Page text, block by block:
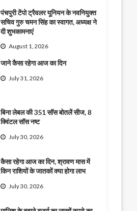
पंचपुरी टेंपो ट्रैवलर यूनियन के नवनियुक्त
सचिव गुरु चमन सिंह का स्वागत, अध्यक्ष ने
दी शुभकामनाएं
August 1, 2026
जाने कैसा रहेगा आज का दिन
July 31, 2026
बिना लेबल की 351 सॉस बोतलें सीज, 8
क्विंटल सॉस नष्ट
July 30, 2026
कैसा रहेगा आज का दिन, श्रावण मास में
किन राशियों के जातकों क्या होगा लाभ
July 30, 2026